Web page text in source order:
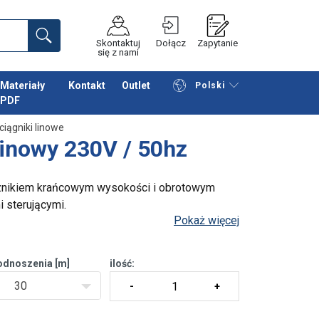
Skontaktuj
się z nami
Dołącz Zapytanie
Materiały
PDF
Kontakt Outlet Polski
katalog Podsumowanie
linowe
230V / 50hz
krańcowym wysokości i obrotowym
sterującymi.
Pokaż więcej
[m]
30
ilość: